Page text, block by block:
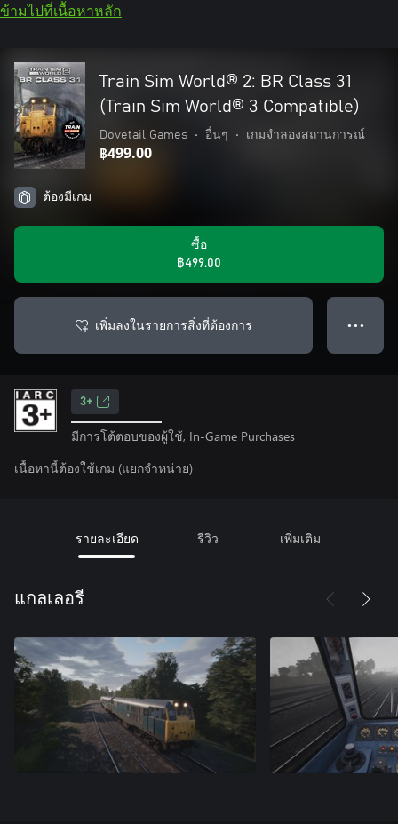
ข้ามไปที่เนื้อหาหลัก
Train Sim World® 2: BR Class 31
(Train Sim World® 3 Compatible)
Dovetail Games • อื่นๆ • เกมจำลองสถานการณ์
฿499.00
ต้องมีเกม
ซื้อ
฿499.00
เพิ่มลงในรายการสิ่งที่ต้องการ ● ● ●
3+
มีการโต้ตอบของผู้ใช้, In-Game Purchases
เนื้อหานี้ต้องใช้เกม (แยกจำหน่าย)
รายละเอียด รีวิว เพิ่มเติม
แกลเลอรี